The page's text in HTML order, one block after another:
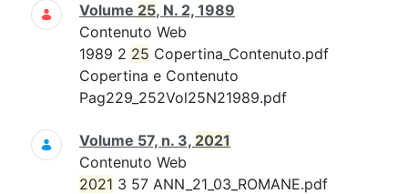
Volume 25, N. 2, 1989
Contenuto Web
1989 2 25 Copertina_Contenuto.pdf
Copertina e Contenuto
Pag229_252Vol25N21989.pdf
Volume 57, n. 3, 2021
Contenuto Web
2021 3 57 ANN_21_03_ROMANE.pdf